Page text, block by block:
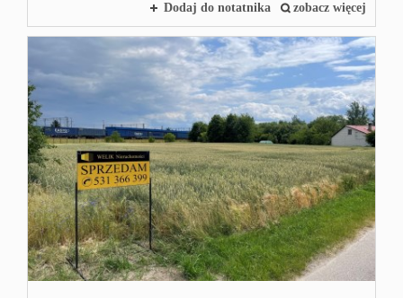
Dodaj do notatnika zobacz więcej